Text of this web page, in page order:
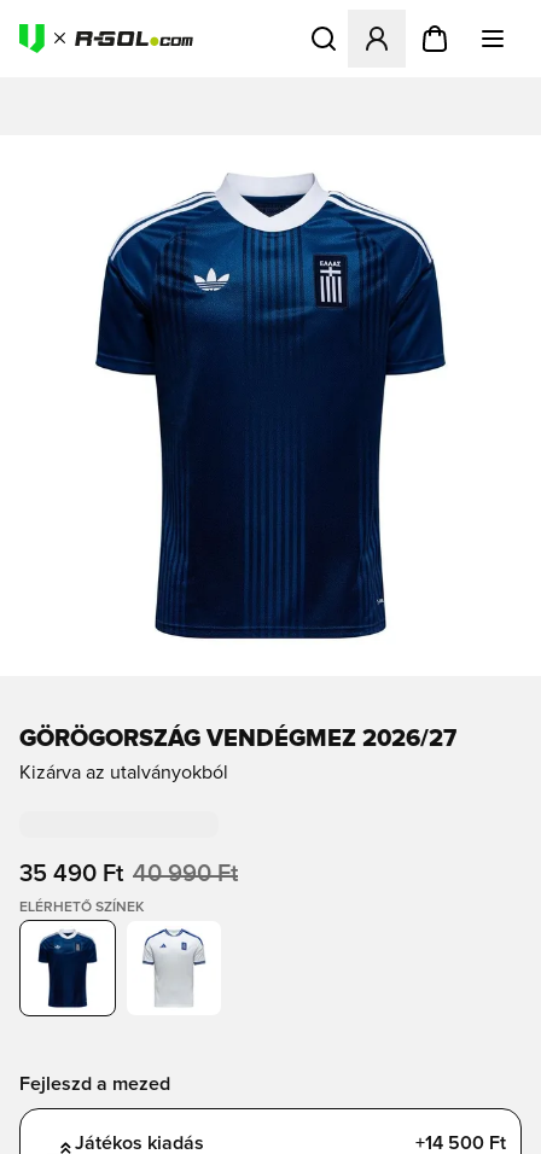
Megnyit egy modált a
GÖRÖGORSZÁG VENDÉGMEZ 2026/27
Kizárva az utalványokból
35 490 Ft 40 990 Ft
ELÉRHETŐ SZÍNEK
Fejleszd a mezed
Játékos kiadás +14 500 Ft